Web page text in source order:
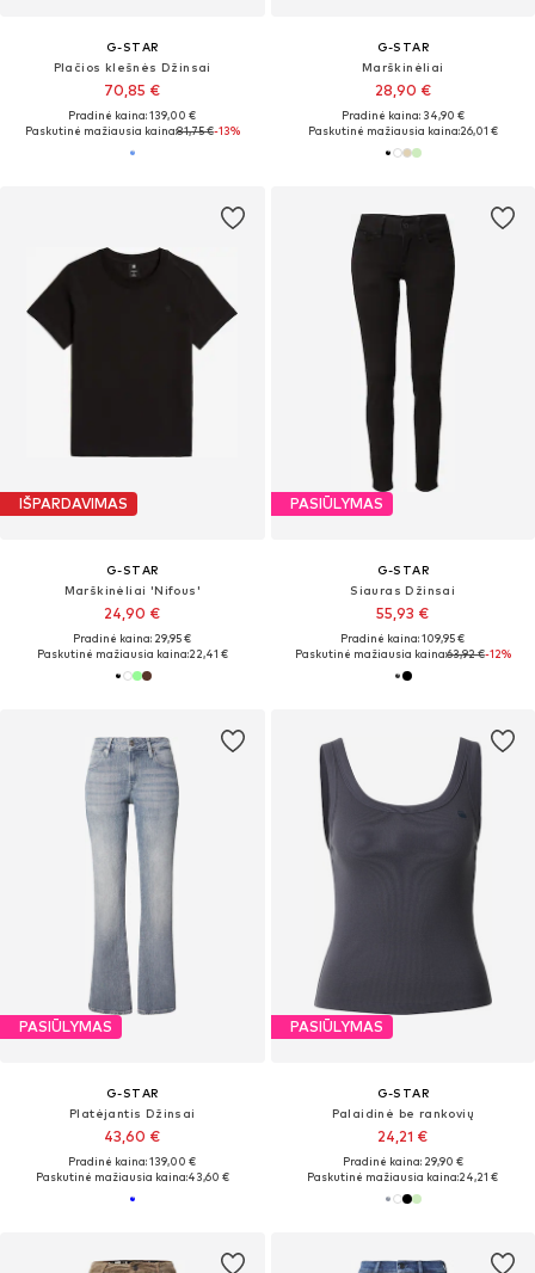
G-STAR
Plačios klešnės Džinsai
70,85 €
Pradinė kaina: 139,00 €
Paskutinė mažiausia kaina:81,75 €-13%
G-STAR
Marškinėliai
28,90 €
Pradinė kaina: 34,90 €
Paskutinė mažiausia kaina:26,01 €
IŠPARDAVIMAS
G-STAR
Marškinėliai 'Nifous'
24,90 €
Pradinė kaina: 29,95 €
Paskutinė mažiausia kaina:22,41 €
PASIŪLYMAS
G-STAR
Siauras Džinsai
55,93 €
Pradinė kaina: 109,95 €
Paskutinė mažiausia kaina:63,92 €-12%
PASIŪLYMAS
G-STAR
Platėjantis Džinsai
43,60 €
Pradinė kaina: 139,00 €
Paskutinė mažiausia kaina:43,60 €
PASIŪLYMAS
G-STAR
Palaidinė be rankovių
24,21 €
Pradinė kaina: 29,90 €
Paskutinė mažiausia kaina:24,21 €